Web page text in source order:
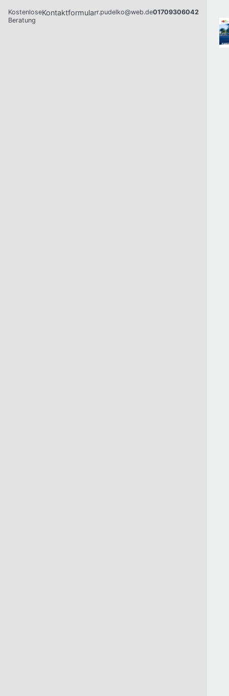
Kostenlose
Beratung
Kontaktformularr.pudelko@web.de01709306042